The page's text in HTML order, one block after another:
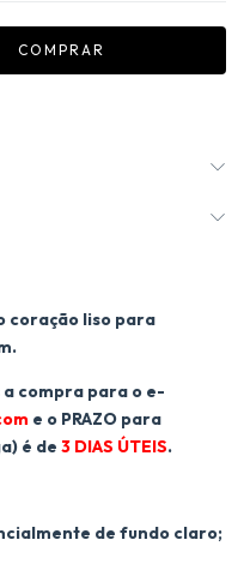
coração liso para
a compra para o e-
e o PRAZO para
é de 3 DIAS ÚTEIS.
de fundo claro;